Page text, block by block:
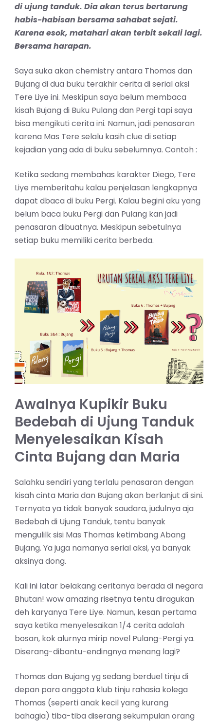
di ujung tanduk. Dia akan terus bertarung
habis-habisan bersama sahabat sejati.
Karena esok, matahari akan terbit sekali lagi.
Bersama harapan.
Saya suka akan chemistry antara Thomas dan
Bujang di dua buku terakhir cerita di serial aksi
Tere Liye ini. Meskipun saya belum membaca
kisah Bujang di Buku Pulang dan Pergi tapi saya
bisa mengikuti cerita ini. Namun, jadi penasaran
karena Mas Tere selalu kasih clue di setiap
kejadian yang ada di buku sebelumnya. Contoh :
Ketika sedang membahas karakter Diego, Tere
Liye memberitahu kalau penjelasan lengkapnya
dapat dbaca di buku Pergi. Kalau begini aku yang
belum baca buku Pergi dan Pulang kan jadi
penasaran dibuatnya. Meskipun sebetulnya
setiap buku memiliki cerita berbeda.
Awalnya Kupikir Buku
Bedebah di Ujung Tanduk
Menyelesaikan Kisah
Cinta Bujang dan Maria
Salahku sendiri yang terlalu penasaran dengan
kisah cinta Maria dan Bujang akan berlanjut di sini.
Ternyata ya tidak banyak saudara, judulnya aja
Bedebah di Ujung Tanduk, tentu banyak
mengulilk sisi Mas Thomas ketimbang Abang
Bujang. Ya juga namanya serial aksi, ya banyak
aksinya dong.
Kali ini latar belakang ceritanya berada di negara
Bhutan! wow amazing risetnya tentu diragukan
deh karyanya Tere Liye. Namun, kesan pertama
saya ketika menyelesaikan 1/4 cerita adalah
bosan, kok alurnya mirip novel Pulang-Pergi ya.
Diserang-dibantu-endingnya menang lagi?
Thomas dan Bujang yg sedang berduel tinju di
depan para anggota klub tinju rahasia kolega
Thomas (seperti anak kecil yang kurang
bahagia) tiba-tiba diserang sekumpulan orang